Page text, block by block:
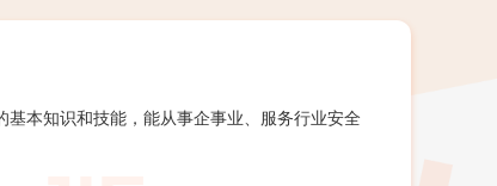
本知识和技能，能从事企事业、服务行业安全